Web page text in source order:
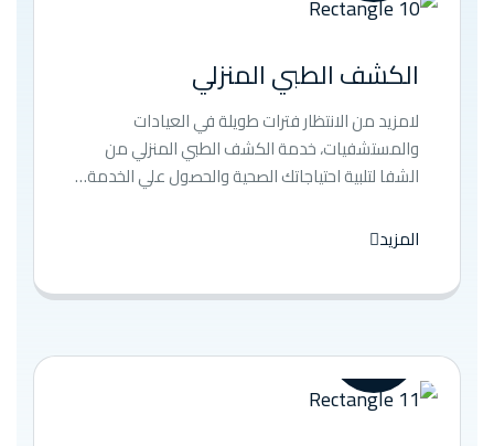
الكشف الطبي المنزلي
لامزيد من الانتظار فترات طويلة في العيادات
والمستشفيات، خدمة الكشف الطبي المنزلي من
الشفا لتلبية احتياجاتك الصحية والحصول علي الخدمة…
المزيد